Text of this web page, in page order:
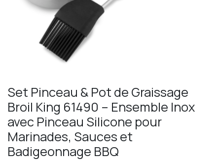
Set Pinceau & Pot de Graissage
Broil King 61490 – Ensemble Inox
avec Pinceau Silicone pour
Marinades, Sauces et
Badigeonnage BBQ